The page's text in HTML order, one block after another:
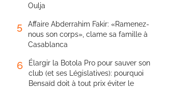
Oulja
5
Affaire Abderrahim Fakir: «Ramenez-
nous son corps», clame sa famille à
Casablanca
6
Élargir la Botola Pro pour sauver son
club (et ses Législatives): pourquoi
Bensaïd doit à tout prix éviter le